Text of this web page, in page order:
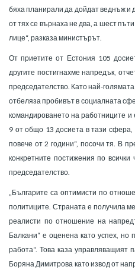
бяха планирали да дойдат веднъж и
от тях се върнаха не два, а шест
лице“, разказа министърът.
От приетите от Естония 105
другите постигнахме напредък,
председателство. Като най-
отбеляза пробивът в социалната
командироването на работниците
9 от общо 13 досиета в тази
повече от 2 години“, посочи тя. В
конкретните постижения по
председателство.
„Българите са оптимисти по
политиците. Страната е получила
реалисти по отношение на
Балкани“ е оценена като успех,
работа“. Това каза управляващият
Боряна Димитрова като извод от